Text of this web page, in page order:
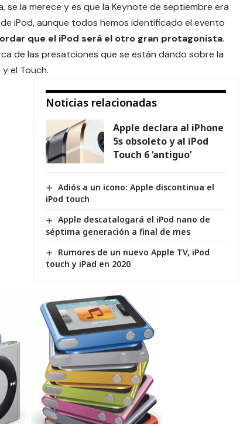
la merece y es que la Keynote de septiembre era
iPod, aunque todos hemos identificado el evento
que el iPod será el otro gran protagonista.
de las presatciones que se están dando sobre la
el Touch.
Noticias relacionadas
Apple declara al iPhone
5s obsoleto y al iPod
Touch 6 ‘antiguo’
Adiós a un icono: Apple discontinua el
iPod touch
Apple descatalogará el iPod nano de
séptima generación a final de mes
Rumores de un nuevo Apple TV, iPod
touch y iPad en 2020